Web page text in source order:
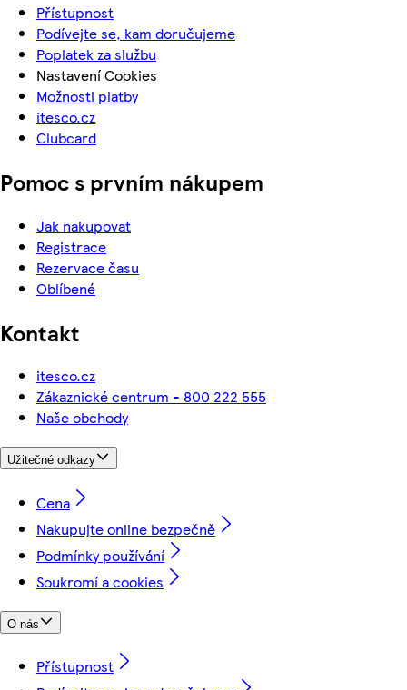
Přístupnost
Podívejte se, kam doručujeme
Poplatek za službu
Nastavení Cookies
Možnosti platby
itesco.cz
Clubcard
Pomoc s prvním nákupem
Jak nakupovat
Registrace
Rezervace času
Oblíbené
Kontakt
itesco.cz
Zákaznické centrum - 800 222 555
Naše obchody
Užitečné odkazy
Cena
Nakupujte online bezpečně
Podmínky používání
Soukromí a cookies
O nás
Přístupnost